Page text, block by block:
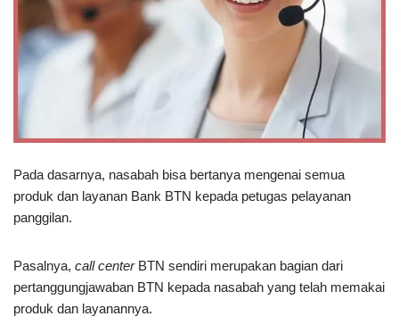
Pada dasarnya, nasabah bisa bertanya mengenai semua
produk dan layanan Bank BTN kepada petugas pelayanan
panggilan.
Pasalnya, call centerBTN sendiri merupakan bagian dari
pertanggungjawaban BTN kepada nasabah yang telah memakai
produk dan layanannya.